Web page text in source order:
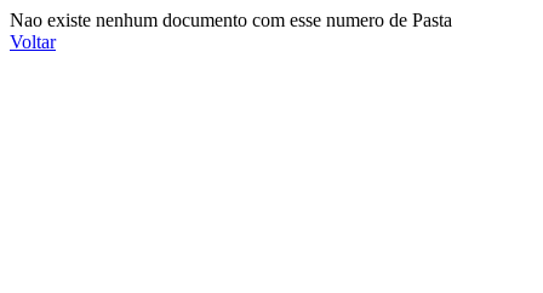
Nao existe nenhum documento com esse numero de Pasta
Voltar